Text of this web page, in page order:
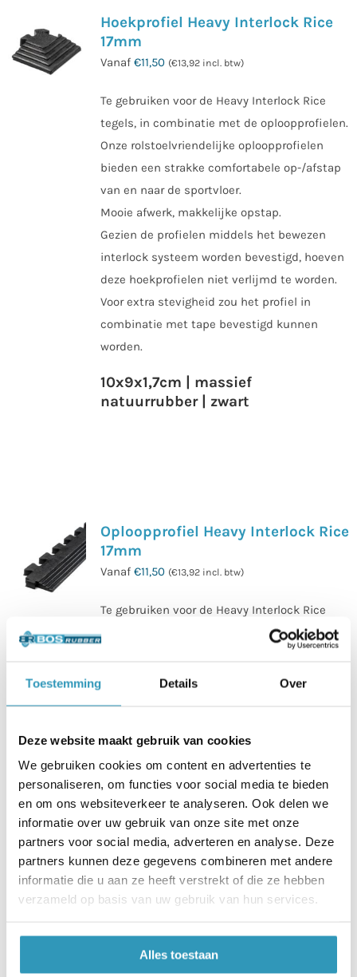
Toestemming Details Over
Deze website maakt gebruik van cookies
We gebruiken cookies om content en advertenties te
personaliseren, om functies voor social media te bieden
en om ons websiteverkeer te analyseren. Ook delen we
informatie over uw gebruik van onze site met onze
partners voor social media, adverteren en analyse. Deze
partners kunnen deze gegevens combineren met andere
informatie die u aan ze heeft verstrekt of die ze hebben
verzameld op basis van uw gebruik van hun services.
Alles toestaan
Hoekprofiel Heavy Interlock Rice
17mm
Vanaf €11,50 (€13,92incl. btw)
Te gebruiken voor de Heavy Interlock Rice
tegels, in combinatie met de oploopprofielen.
Onze rolstoelvriendelijke oploopprofielen
bieden een strakke comfortabele op-/afstap
van en naar de sportvloer.
Mooie afwerk, makkelijke opstap.
Gezien de profielen middels het bewezen
interlock systeem worden bevestigd, hoeven
deze hoekprofielen niet verlijmd te worden.
Voor extra stevigheid zou het profiel in
combinatie met tape bevestigd kunnen
worden.
10x9x1,7cm | massief
natuurrubber | zwart
Oploopprofiel Heavy Interlock Rice
17mm
Vanaf €11,50 (€13,92incl. btw)
Te gebruiken voor de Heavy Interlock Rice
tegels, in combinatie met de hoekprofielen.
Onze rolstoelvriendelijke oploopprofielen
bieden een strakke comfortabele op-/afstap
Gezien de profielen middels het bewezen
interlock systeem worden bevestigd, hoeven
deze profielen niet verlijmd te worden. Voor
extra stevigheid zou het profiel in
combinatie met tape bevestigd kunnen
worden.
100x9x1,7cm | massief
natuurrubber | zwart